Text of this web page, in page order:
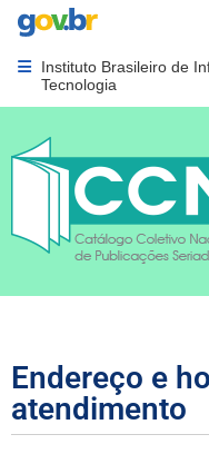
Portal Gov.br
Abrir menu principal
Instituto Brasileiro de
Tecnologia
Endereço e
atendimento